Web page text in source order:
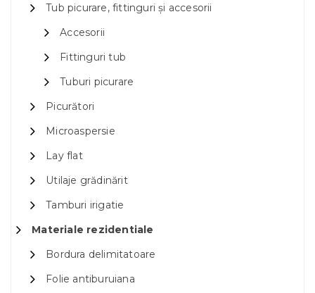
Tub picurare, fittinguri și accesorii
Accesorii
Fittinguri tub
Tuburi picurare
Picurători
Microaspersie
Lay flat
Utilaje grădinărit
Tamburi irigatie
Materiale rezidentiale
Bordura delimitatoare
Folie antiburuiana